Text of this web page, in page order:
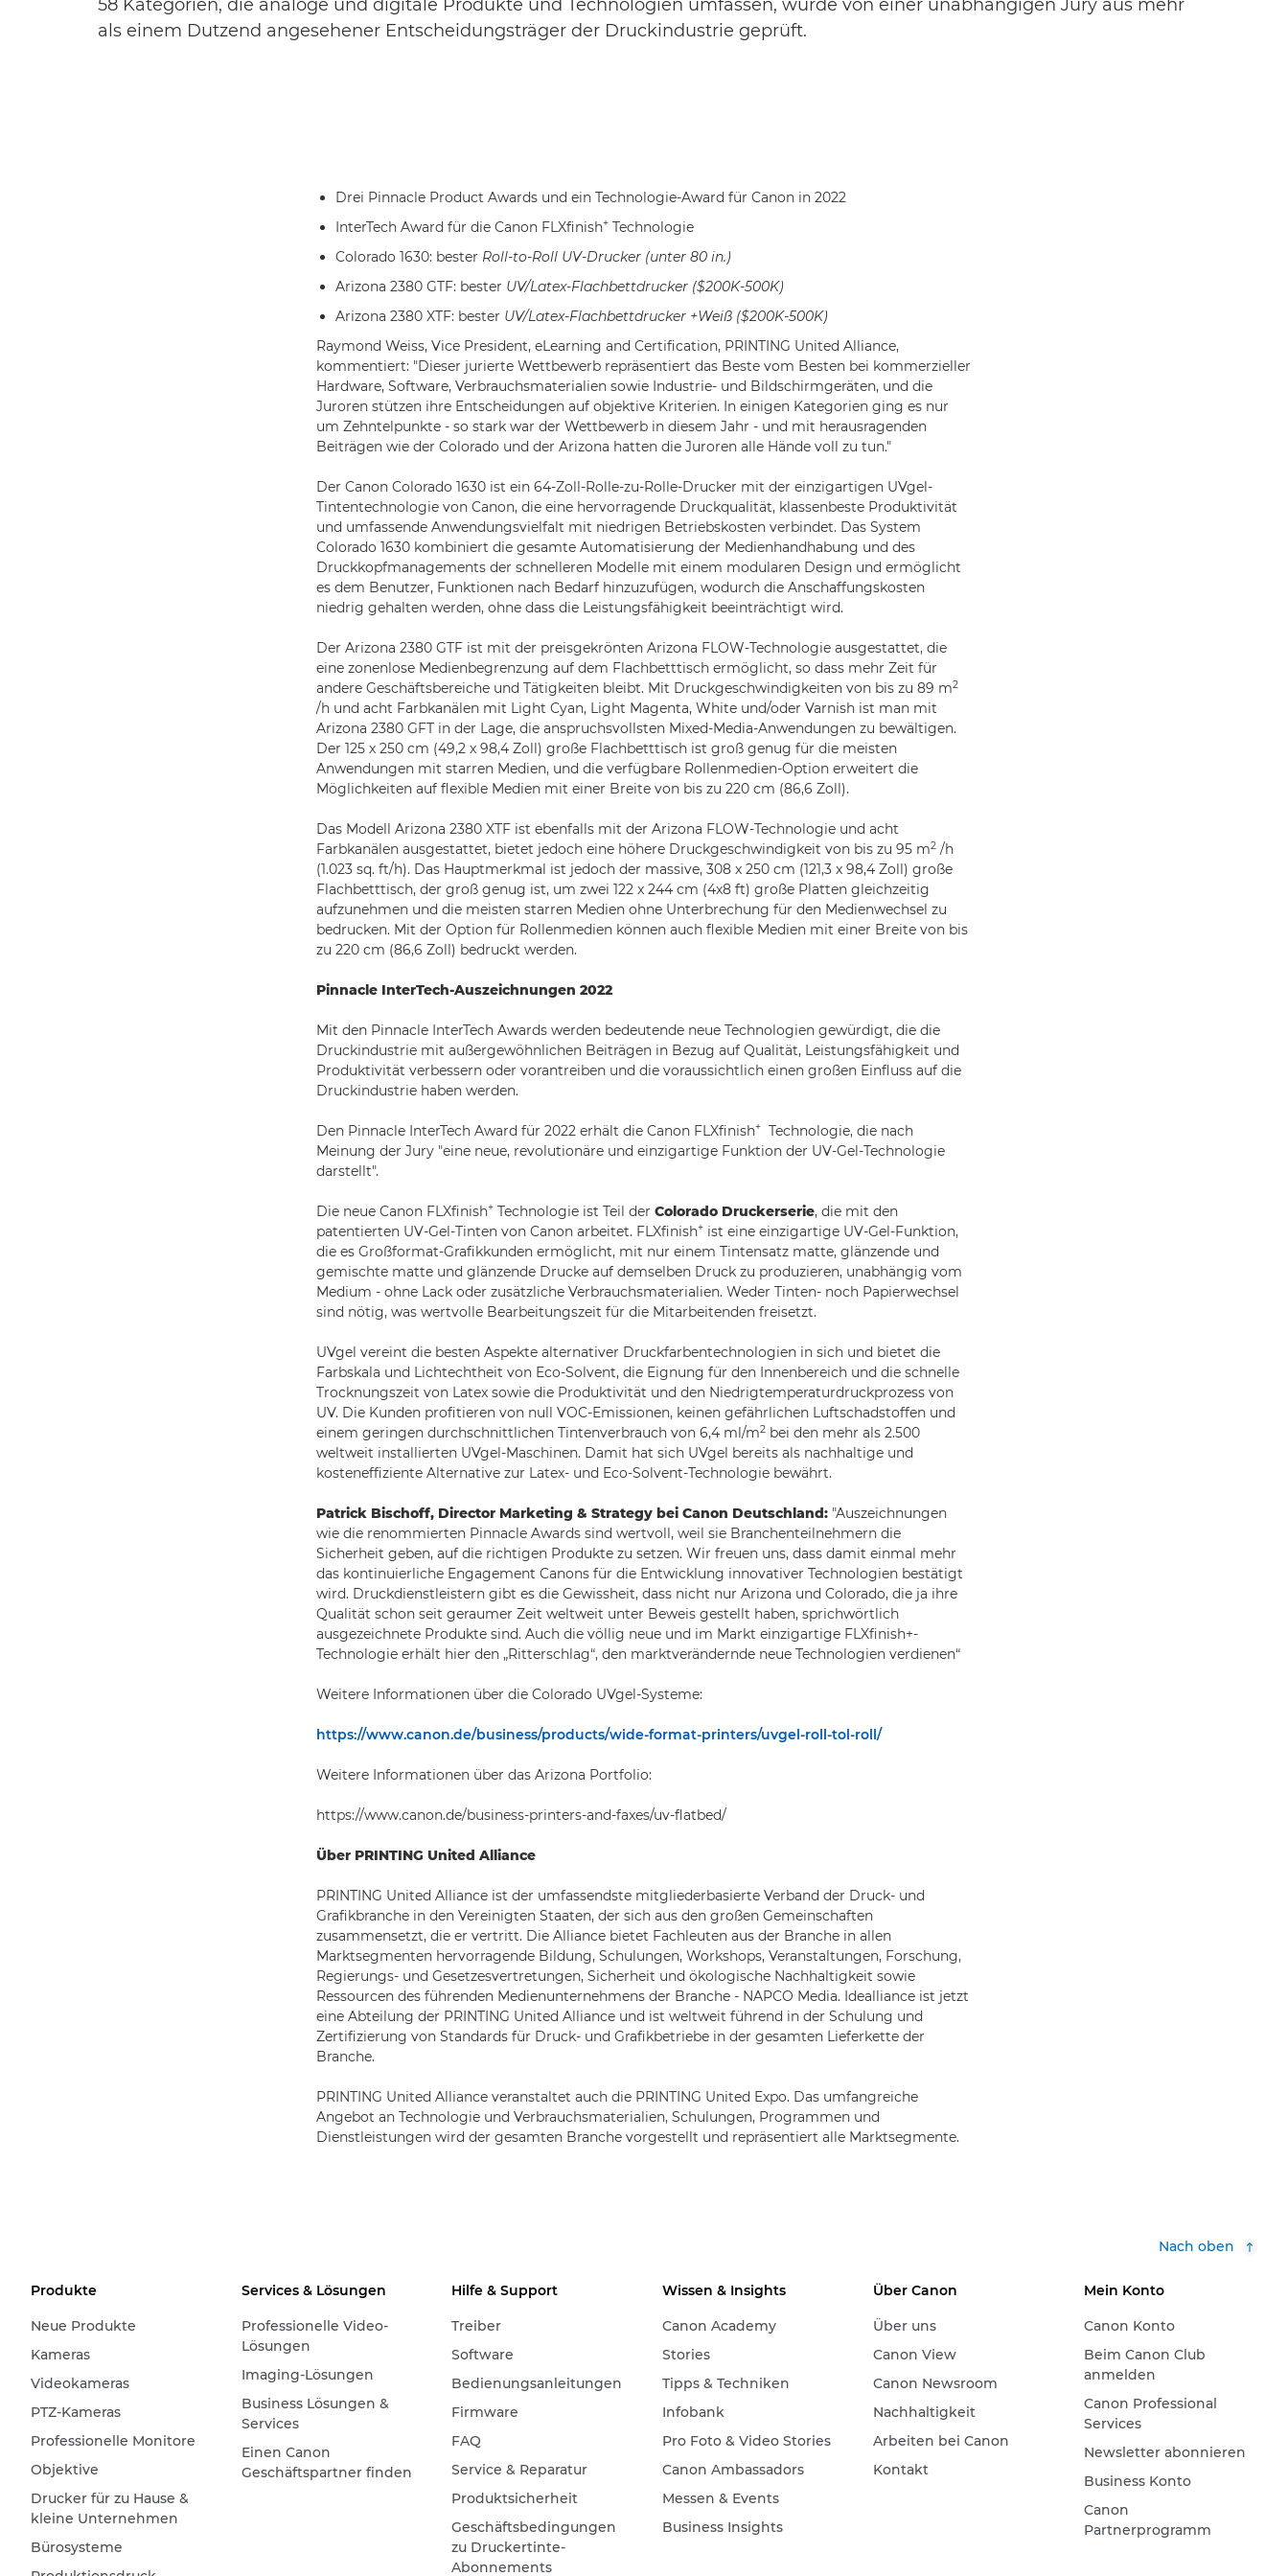
58 Kategorien, die analoge und digitale Produkte und Technologien umfassen, wurde von einer unabhängigen Jury aus mehr
als einem Dutzend angesehener Entscheidungsträger der Druckindustrie geprüft.
Drei Pinnacle Product Awards und ein Technologie-Award für Canon in 2022
InterTech Award für die Canon FLXfinish+ Technologie
Colorado 1630: bester Roll-to-Roll UV-Drucker (unter 80 in.)
Arizona 2380 GTF: bester UV/Latex-Flachbettdrucker ($200K-500K)
Arizona 2380 XTF: bester UV/Latex-Flachbettdrucker +Weiß ($200K-500K)
Raymond Weiss, Vice President, eLearning and Certification, PRINTING United Alliance,
kommentiert: "Dieser jurierte Wettbewerb repräsentiert das Beste vom Besten bei kommerzieller
Hardware, Software, Verbrauchsmaterialien sowie Industrie- und Bildschirmgeräten, und die
Juroren stützen ihre Entscheidungen auf objektive Kriterien. In einigen Kategorien ging es nur
um Zehntelpunkte - so stark war der Wettbewerb in diesem Jahr - und mit herausragenden
Beiträgen wie der Colorado und der Arizona hatten die Juroren alle Hände voll zu tun."
Der Canon Colorado 1630 ist ein 64-Zoll-Rolle-zu-Rolle-Drucker mit der einzigartigen UVgel-
Tintentechnologie von Canon, die eine hervorragende Druckqualität, klassenbeste Produktivität
und umfassende Anwendungsvielfalt mit niedrigen Betriebskosten verbindet. Das System
Colorado 1630 kombiniert die gesamte Automatisierung der Medienhandhabung und des
Druckkopfmanagements der schnelleren Modelle mit einem modularen Design und ermöglicht
es dem Benutzer, Funktionen nach Bedarf hinzuzufügen, wodurch die Anschaffungskosten
niedrig gehalten werden, ohne dass die Leistungsfähigkeit beeinträchtigt wird.
Der Arizona 2380 GTF ist mit der preisgekrönten Arizona FLOW-Technologie ausgestattet, die
eine zonenlose Medienbegrenzung auf dem Flachbetttisch ermöglicht, so dass mehr Zeit für
andere Geschäftsbereiche und Tätigkeiten bleibt. Mit Druckgeschwindigkeiten von bis zu 89 m2
/h und acht Farbkanälen mit Light Cyan, Light Magenta, White und/oder Varnish ist man mit
Arizona 2380 GFT in der Lage, die anspruchsvollsten Mixed-Media-Anwendungen zu bewältigen.
Der 125 x 250 cm (49,2 x 98,4 Zoll) große Flachbetttisch ist groß genug für die meisten
Anwendungen mit starren Medien, und die verfügbare Rollenmedien-Option erweitert die
Möglichkeiten auf flexible Medien mit einer Breite von bis zu 220 cm (86,6 Zoll).
Das Modell Arizona 2380 XTF ist ebenfalls mit der Arizona FLOW-Technologie und acht
Farbkanälen ausgestattet, bietet jedoch eine höhere Druckgeschwindigkeit von bis zu 95 m2 /h
(1.023 sq. ft/h). Das Hauptmerkmal ist jedoch der massive, 308 x 250 cm (121,3 x 98,4 Zoll) große
Flachbetttisch, der groß genug ist, um zwei 122 x 244 cm (4x8 ft) große Platten gleichzeitig
aufzunehmen und die meisten starren Medien ohne Unterbrechung für den Medienwechsel zu
bedrucken. Mit der Option für Rollenmedien können auch flexible Medien mit einer Breite von bis
zu 220 cm (86,6 Zoll) bedruckt werden.
Pinnacle InterTech-Auszeichnungen 2022
Mit den Pinnacle InterTech Awards werden bedeutende neue Technologien gewürdigt, die die
Druckindustrie mit außergewöhnlichen Beiträgen in Bezug auf Qualität, Leistungsfähigkeit und
Produktivität verbessern oder vorantreiben und die voraussichtlich einen großen Einfluss auf die
Druckindustrie haben werden.
Den Pinnacle InterTech Award für 2022 erhält die Canon FLXfinish+
Technologie, die nach
Meinung der Jury "eine neue, revolutionäre und einzigartige Funktion der UV-Gel-Technologie
darstellt".
Die neue Canon FLXfinish+ Technologie ist Teil der Colorado Druckerserie, die mit den
patentierten UV-Gel-Tinten von Canon arbeitet. FLXfinish+ ist eine einzigartige UV-Gel-Funktion,
die es Großformat-Grafikkunden ermöglicht, mit nur einem Tintensatz matte, glänzende und
gemischte matte und glänzende Drucke auf demselben Druck zu produzieren, unabhängig vom
Medium - ohne Lack oder zusätzliche Verbrauchsmaterialien. Weder Tinten- noch Papierwechsel
sind nötig, was wertvolle Bearbeitungszeit für die Mitarbeitenden freisetzt.
UVgel vereint die besten Aspekte alternativer Druckfarbentechnologien in sich und bietet die
Farbskala und Lichtechtheit von Eco-Solvent, die Eignung für den Innenbereich und die schnelle
Trocknungszeit von Latex sowie die Produktivität und den Niedrigtemperaturdruckprozess von
UV. Die Kunden profitieren von null VOC-Emissionen, keinen gefährlichen Luftschadstoffen und
einem geringen durchschnittlichen Tintenverbrauch von 6,4 ml/m2 bei den mehr als 2.500
weltweit installierten UVgel-Maschinen. Damit hat sich UVgel bereits als nachhaltige und
kosteneffiziente Alternative zur Latex- und Eco-Solvent-Technologie bewährt.
Patrick Bischoff, Director Marketing & Strategy bei Canon Deutschland: "Auszeichnungen
wie die renommierten Pinnacle Awards sind wertvoll, weil sie Branchenteilnehmern die
Sicherheit geben, auf die richtigen Produkte zu setzen. Wir freuen uns, dass damit einmal mehr
das kontinuierliche Engagement Canons für die Entwicklung innovativer Technologien bestätigt
wird. Druckdienstleistern gibt es die Gewissheit, dass nicht nur Arizona und Colorado, die ja ihre
Qualität schon seit geraumer Zeit weltweit unter Beweis gestellt haben, sprichwörtlich
ausgezeichnete Produkte sind. Auch die völlig neue und im Markt einzigartige FLXfinish+-
Technologie erhält hier den „Ritterschlag“, den marktverändernde neue Technologien verdienen“
Weitere Informationen über die Colorado UVgel-Systeme:
https://www.canon.de/business/products/wide-format-printers/uvgel-roll-tol-roll/
Weitere Informationen über das Arizona Portfolio:
https://www.canon.de/business-printers-and-faxes/uv-flatbed/
Über PRINTING United Alliance
PRINTING United Alliance ist der umfassendste mitgliederbasierte Verband der Druck- und
Grafikbranche in den Vereinigten Staaten, der sich aus den großen Gemeinschaften
zusammensetzt, die er vertritt. Die Alliance bietet Fachleuten aus der Branche in allen
Marktsegmenten hervorragende Bildung, Schulungen, Workshops, Veranstaltungen, Forschung,
Regierungs- und Gesetzesvertretungen, Sicherheit und ökologische Nachhaltigkeit sowie
Ressourcen des führenden Medienunternehmens der Branche - NAPCO Media. Idealliance ist jetzt
eine Abteilung der PRINTING United Alliance und ist weltweit führend in der Schulung und
Zertifizierung von Standards für Druck- und Grafikbetriebe in der gesamten Lieferkette der
Branche.
PRINTING United Alliance veranstaltet auch die PRINTING United Expo. Das umfangreiche
Angebot an Technologie und Verbrauchsmaterialien, Schulungen, Programmen und
Dienstleistungen wird der gesamten Branche vorgestellt und repräsentiert alle Marktsegmente.
Nach oben
Produkte
Neue Produkte
Kameras
Videokameras
PTZ-Kameras
Professionelle Monitore
Objektive
Drucker für zu Hause &
kleine Unternehmen
Bürosysteme
Services & Lösungen
Professionelle Video-
Lösungen
Imaging-Lösungen
Business Lösungen &
Services
Einen Canon
Geschäftspartner finden
Hilfe & Support
Treiber
Software
Bedienungsanleitungen
Firmware
FAQ
Service & Reparatur
Produktsicherheit
Geschäftsbedingungen
zu Druckertinte-
Abonnements
Wissen & Insights
Canon Academy
Stories
Tipps & Techniken
Infobank
Pro Foto & Video Stories
Canon Ambassadors
Messen & Events
Business Insights
Über Canon
Über uns
Canon View
Canon Newsroom
Nachhaltigkeit
Arbeiten bei Canon
Kontakt
Mein Konto
Canon Konto
Beim Canon Club
anmelden
Canon Professional
Services
Newsletter abonnieren
Business Konto
Canon
Partnerprogramm